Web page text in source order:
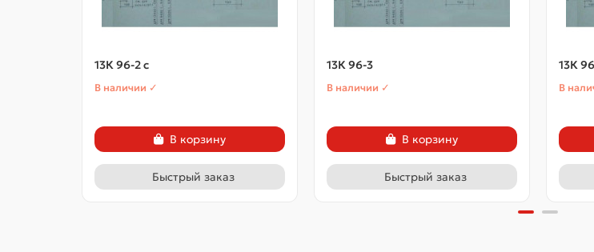
13К 96-2 с
В наличии ✓
В корзину
Быстрый заказ
13К 96-3
В наличии ✓
В корзину
Быстрый заказ
13К
В